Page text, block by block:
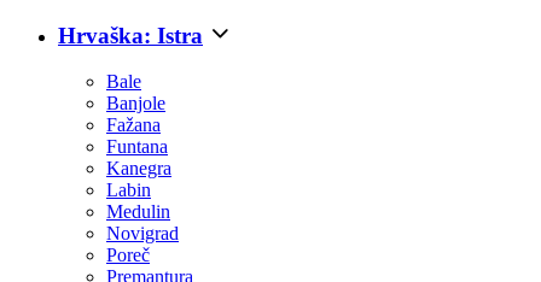
Hrvaška: Istra
Bale
Banjole
Fažana
Funtana
Kanegra
Labin
Medulin
Novigrad
Poreč
Premantura